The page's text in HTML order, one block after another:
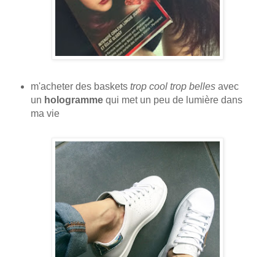
m'acheter des baskets trop cool trop belles avec
un hologrammequi met un peu de lumière dans
ma vie